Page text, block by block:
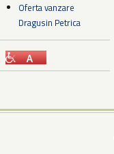
Oferta vanzare
Dragusin Petrica